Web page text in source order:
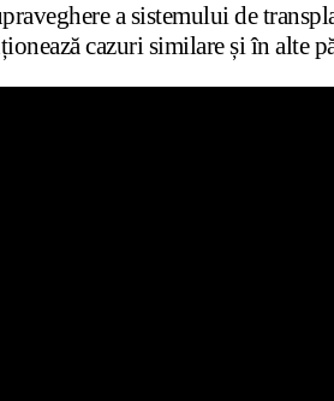
a sistemului de
cazuri similare și în alte